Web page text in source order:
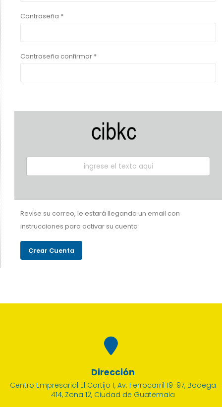
Contraseña *
Contraseña confirmar *
Revise su correo, le estará llegando un email con
instrucciones para activar su cuenta
Dirección
Centro Empresarial El Cortijo 1, Av. Ferrocarril 19-97, Bodega
414, Zona 12, Ciudad de Guatemala